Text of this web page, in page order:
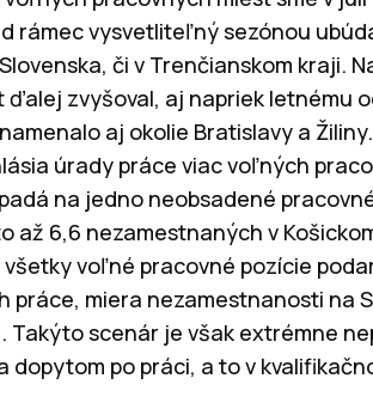
rámec vysvetliteľný sezónou
či v Trenčianskom kraji.
zvyšoval, aj napriek letnému
aj okolie Bratislavy a
úrady práce viac voľných
na jedno neobsadené
až 6,6 nezamestnaných v
všetky voľné pracovné pozície
miera nezamestnanosti na
Takýto scenár je však extrémne
dopytom po práci, a to v